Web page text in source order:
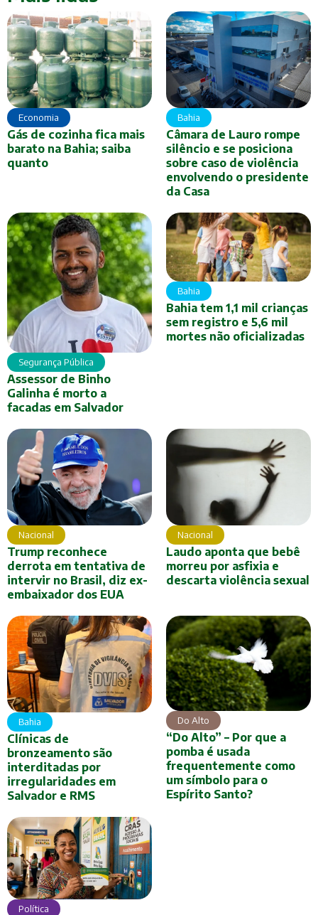
Economia
Gás de cozinha fica mais
barato na Bahia; saiba
quanto
Bahia
Câmara de Lauro rompe
silêncio e se posiciona
sobre caso de violência
envolvendo o presidente
da Casa
Segurança Pública
Assessor de Binho
Galinha é morto a
facadas em Salvador
Bahia
Bahia tem 1,1 mil crianças
sem registro e 5,6 mil
mortes não oficializadas
Nacional
Trump reconhece
derrota em tentativa de
intervir no Brasil, diz ex-
embaixador dos EUA
Nacional
Laudo aponta que bebê
morreu por asfixia e
descarta violência sexual
Bahia
Clínicas de
bronzeamento são
interditadas por
irregularidades em
Salvador e RMS
Do Alto
“Do Alto” – Por que a
pomba é usada
frequentemente como
um símbolo para o
Espírito Santo?
Política